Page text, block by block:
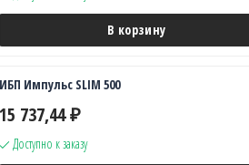
В корзину
ИБП Импульс SLIM 500
15 737,44 ₽
Доступно к заказу